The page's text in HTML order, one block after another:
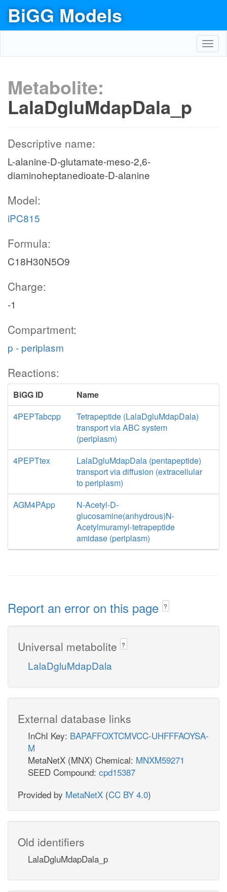
BiGG Models
Metabolite:
LalaDgluMdapDala_p
Descriptive name:
L-alanine-D-glutamate-meso-2,6-
diaminoheptanedioate-D-alanine
Model:
iPC815
Formula:
C18H30N5O9
Charge:
-1
Compartment:
p - periplasm
Reactions:
BiGG ID
Name
4PEPTabcpp
Tetrapeptide (LalaDgluMdapDala)
transport via ABC system
(periplasm)
4PEPTtex
LalaDgluMdapDala (pentapeptide)
transport via diffusion (extracellular
to periplasm)
AGM4PApp
N-Acetyl-D-
glucosamine(anhydrous)N-
Acetylmuramyl-tetrapeptide
amidase (periplasm)
Report an error on this page ?
Universal metabolite ?
LalaDgluMdapDala
External database links
InChI Key: BAPAFFOXTCMVCC-UHFFFAOYSA-
M
MetaNetX (MNX) Chemical: MNXM59271
SEED Compound: cpd15387
Provided by MetaNetX (CC BY 4.0)
Old identifiers
LalaDgluMdapDala_p